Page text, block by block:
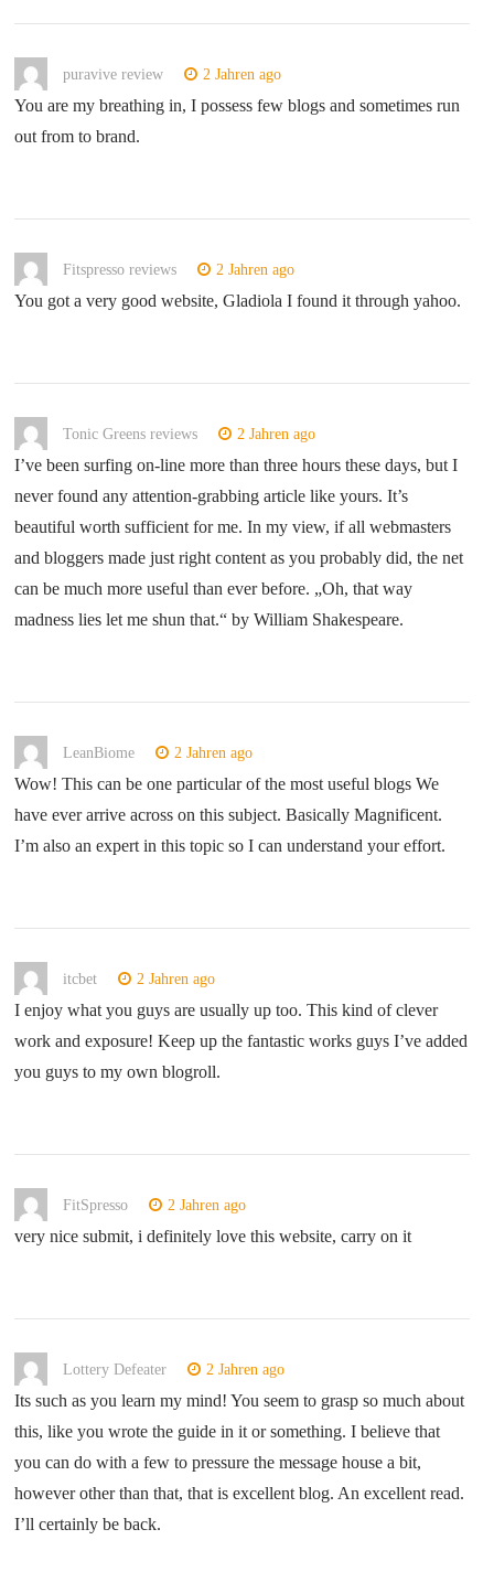
puravive review 2 Jahren ago
You are my breathing in, I possess few blogs and sometimes run
out from to brand.
Fitspresso reviews 2 Jahren ago
You got a very good website, Gladiola I found it through yahoo.
Tonic Greens reviews 2 Jahren ago
I’ve been surfing on-line more than three hours these days, but I
never found any attention-grabbing article like yours. It’s
beautiful worth sufficient for me. In my view, if all webmasters
and bloggers made just right content as you probably did, the net
can be much more useful than ever before. „Oh, that way
madness lies let me shun that.“ by William Shakespeare.
LeanBiome 2 Jahren ago
Wow! This can be one particular of the most useful blogs We
have ever arrive across on this subject. Basically Magnificent.
I’m also an expert in this topic so I can understand your effort.
itcbet 2 Jahren ago
I enjoy what you guys are usually up too. This kind of clever
work and exposure! Keep up the fantastic works guys I’ve added
you guys to my own blogroll.
FitSpresso 2 Jahren ago
very nice submit, i definitely love this website, carry on it
Lottery Defeater 2 Jahren ago
Its such as you learn my mind! You seem to grasp so much about
this, like you wrote the guide in it or something. I believe that
you can do with a few to pressure the message house a bit,
however other than that, that is excellent blog. An excellent read.
I’ll certainly be back.